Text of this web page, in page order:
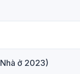
ở 2023)